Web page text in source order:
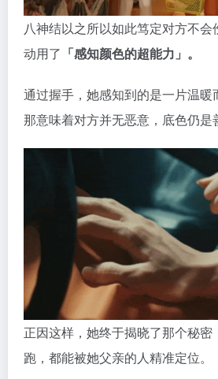
八神结以之所以如此笃定对方不
动用了 「感知颜色的超能力」。
通过握手，她感知到的是一片温
那意味着对方并无恶意，底色仍是
正因这样，她终于揭晓了那个秘密
跑，都能被她父亲的人精准定位。